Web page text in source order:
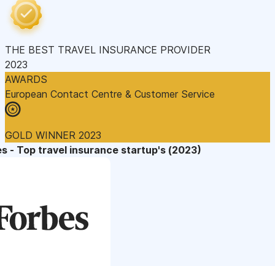
THE BEST TRAVEL INSURANCE PROVIDER
2023
AWARDS
European Contact Centre & Customer Service
GOLD WINNER 2023
- Top travel insurance startup's (2023)